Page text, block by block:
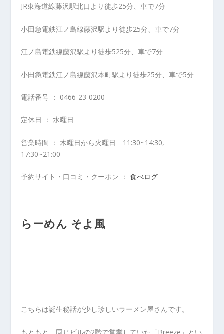
JR東海道線藤沢駅北口より徒歩25分、車で7分
小田急電鉄江ノ島線藤沢駅より徒歩25分、車で7分
江ノ島電鉄線藤沢駅より徒歩525分、車で7分
小田急電鉄江ノ島線藤沢本町駅より徒歩25分、車で5分
電話番号 ： 0466-23-0200
定休日 ： 水曜日
営業時間 ： 木曜日から火曜日 11:30~14:30,
17:30~21:00
予約サイト・口コミ・クーポン ：食べログ
らーめん そよ風
こちらは誕生秘話が少し珍しいラーメン屋さんです。
もともと、同じビルの2階で営業していた「Breeze」とい